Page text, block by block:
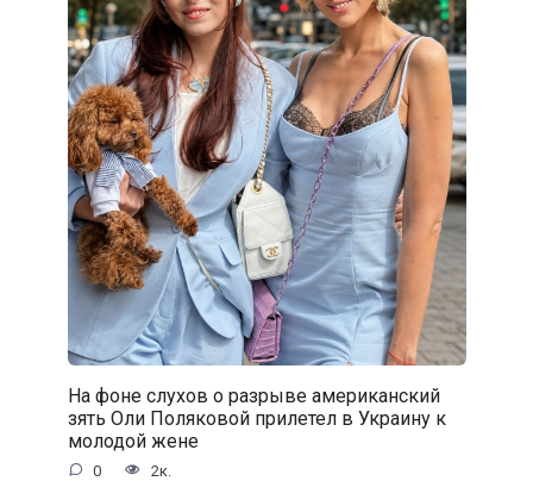
На фоне слухов о разрыве американский
зять Оли Поляковой прилетел в Украину к
молодой жене
0 2к.